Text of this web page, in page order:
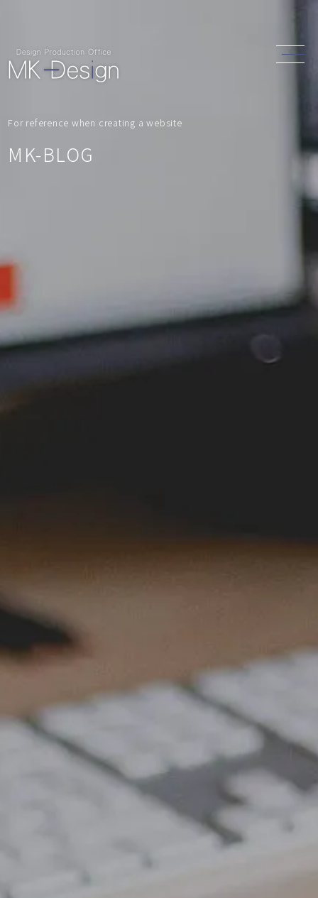
For reference when creating a website
MK-BLOG